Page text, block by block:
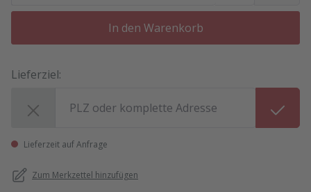
In den Warenkorb
Lieferziel:
Lieferzeit auf Anfrage
Zum Merkzettel hinzufügen